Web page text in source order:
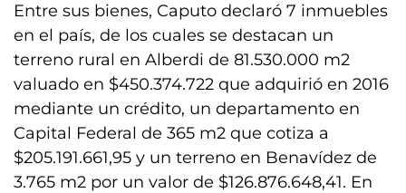
Entre sus bienes, Caputo declaró 7 inmuebles
en el país, de los cuales se destacan un
terreno rural en Alberdi de 81.530.000 m2
valuado en $450.374.722 que adquirió en 2016
mediante un crédito, un departamento en
Capital Federal de 365 m2 que cotiza a
$205.191.661,95 y un terreno en Benavídez de
3.765 m2 por un valor de $126.876.648,41. En